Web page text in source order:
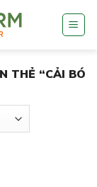
THẺ “CẢI BÓ